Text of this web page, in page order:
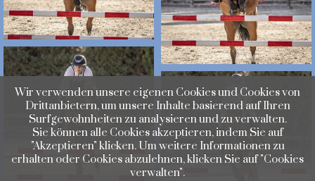
Wir verwenden unsere eigenen Cookies und Cookies von
Drittanbietern, um unsere Inhalte basierend auf Ihren
Surfgewohnheiten zu analysieren und zu verwalten.
Sie können alle Cookies akzeptieren, indem Sie auf
"Akzeptieren" klicken. Um weitere Informationen zu
erhalten oder Cookies abzulehnen, klicken Sie auf "Cookies
verwalten".